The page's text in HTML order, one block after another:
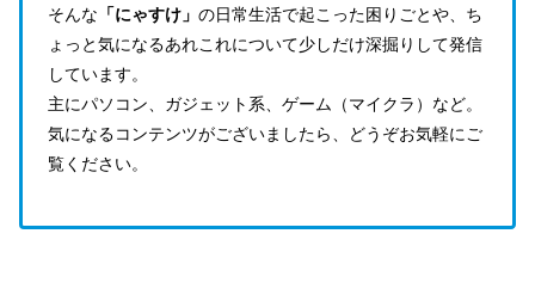
そんな 「にゃすけ」 の日常生活で起こった困りごとや、ち
ょっと気になるあれこれについて少しだけ深掘りして発信
しています。
主にパソコン、ガジェット系、ゲーム（マイクラ）など。
気になるコンテンツがございましたら、どうぞお気軽にご
覧ください。